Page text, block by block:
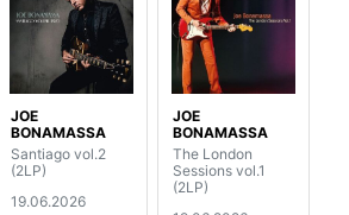
JOE
BONAMASSA
Santiago vol.2
(2LP)
19.06.2026
JOE
BONAMASSA
The London
Sessions vol.1
(2LP)